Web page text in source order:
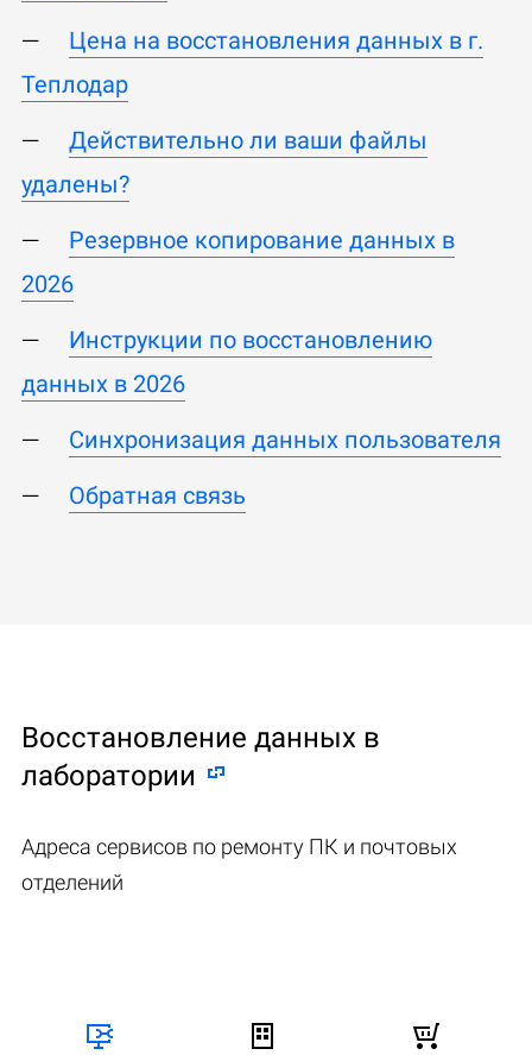
Цена на восстановления данных в г.
Теплодар
Действительно ли ваши файлы
удалены?
Резервное копирование данных в
2026
Инструкции по восстановлению
данных в 2026
Синхронизация данных пользователя
Обратная связь
Восстановление данных в
лаборатории
Адреса сервисов по ремонту ПК и почтовых
отделений